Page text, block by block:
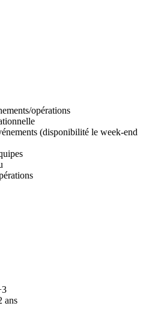
opérations
(disponibilité le week-end
ans